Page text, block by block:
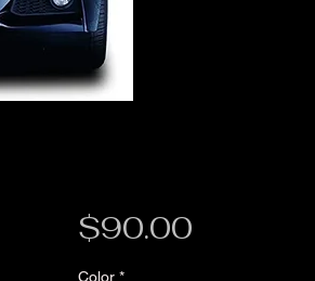
$90.00Precio
Color *